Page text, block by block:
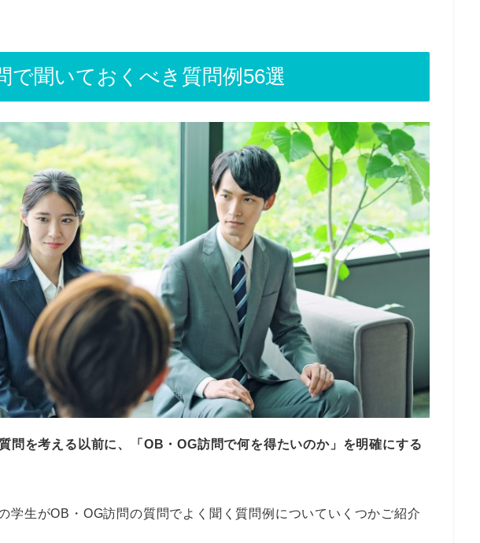
で聞いておくべき質問例56選
問を考える以前に、「OB・OG訪問で何を得たいのか」を明確にする
学生がOB・OG訪問の質問でよく聞く質問例についていくつかご紹介